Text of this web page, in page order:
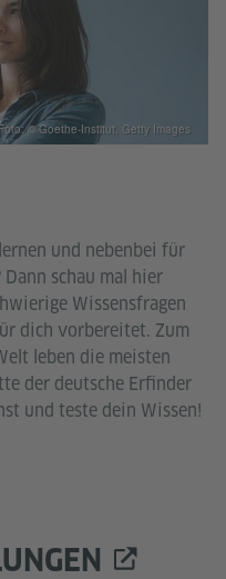
und nebenbei für
schau mal hier
Wissensfragen
dich vorbereitet. Zum
leben die meisten
der deutsche Erfinder
und teste dein Wissen!
© Goethe-Institut, Getty Images